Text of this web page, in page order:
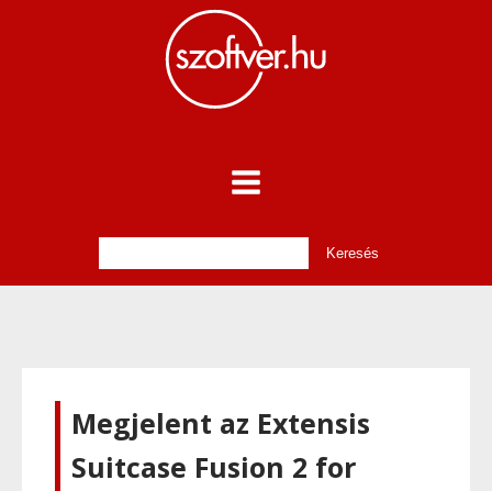
Megjelent az Extensis
Suitcase Fusion 2 for